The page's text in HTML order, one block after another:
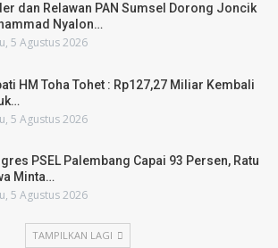
dan Relawan PAN Sumsel Dorong Joncik
Nyalon…
5 Agustus 2026
HM Toha Tohet : Rp127,27 Miliar Kembali
5 Agustus 2026
PSEL Palembang Capai 93 Persen, Ratu
Minta…
5 Agustus 2026
TAMPILKAN LAGI